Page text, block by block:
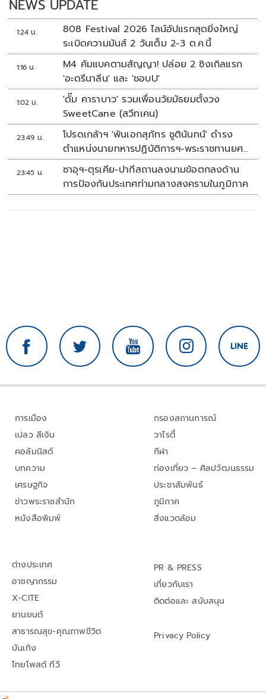
NEWS UPDATE
1:24 น.
808 Festival 2026 ไลน์อัปแรกสุดยิ่งใหญ่
ระเบิดความมันส์ 2 วันเต็ม 2-3 ต.ค.นี้
1:16 น.
M4 คัมแบคตามสัญญา! ปล่อย 2 ซิงเกิลแรก
'อะดรีนาลีน' และ 'ชอบU'
1:02 น.
'ดั๊ม คาราบาว' รวมเพื่อนวัยมัธยมตั้งวง
SweetCane (สวีทเคน)
23:49 น.
โปรดเกล้าฯ 'พันเอกสุภัทร ชูตินันทน์' ดำรง
ตำแหน่งนายทหารปฏิบัติการฯ-พระราชทานยศ
'พลตรี'
23:45 น.
ซาอุฯ-ตุรเคีย-ปากีสถานลงนามข้อตกลงด้าน
การป้องกันประเทศท่ามกลางสงครามในภูมิภาค
การเมือง
เปลว สีเงิน
คอลัมนิสต์
บทความ
เศรษฐกิจ
ข่าวพระราชสำนัก
หนังสือพิมพ์
กรองสถานการณ์
วาไรตี้
กีฬา
ท่องเที่ยว – ศิลปวัฒนธรรม
ประชาสัมพันธ์
ภูมิภาค
สิ่งแวดล้อม
ต่างประเทศ
อาชญากรรม
X-CITE
ยานยนต์
สาธารณสุข-คุณภาพชีวิต
บันเทิง
ไทยโพสต์ ทีวี
PR & PRESS
เกี่ยวกับเรา
ติดต่อและ สนับสนุน
Privacy Policy